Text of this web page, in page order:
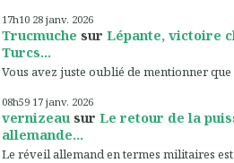
17h10 28 janv. 2026
Trucmuche sur Lépante, victoire
Turcs...
Vous avez juste oublié de mentionner que
08h59 17 janv. 2026
vernizeau sur Le retour de la
allemande...
Le réveil allemand en termes militaires